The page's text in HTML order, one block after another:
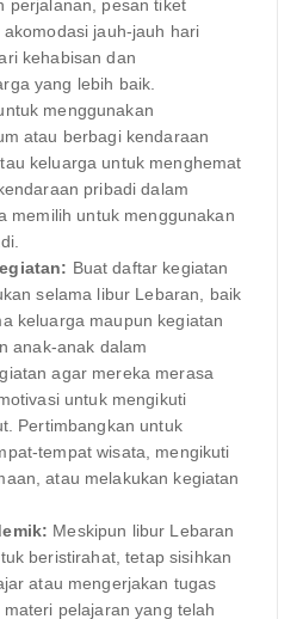
perjalanan, pesan tiket
jauh-jauh hari
kehabisan dan
yang lebih baik.
menggunakan
atau berbagi kendaraan
keluarga untuk menghemat
pribadi dalam
memilih untuk menggunakan
Buat daftar kegiatan
selama libur Lebaran, baik
keluarga maupun kegiatan
anak-anak dalam
agar mereka merasa
untuk mengikuti
Pertimbangkan untuk
tempat wisata, mengikuti
atau melakukan kegiatan
Meskipun libur Lebaran
beristirahat, tetap sisihkan
atau mengerjakan tugas
pelajaran yang telah